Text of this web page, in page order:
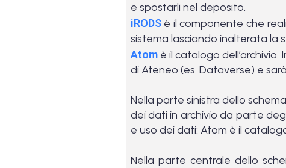
e spostarli nel deposito.
iRODSè il componente che
sistema lasciando inalterata la
Atomè il catalogo dell’archivio.
di Ateneo (es. Dataverse) e
Nella parte sinistra dello
dei dati in archivio da parte
e uso dei dati: Atom è il
Nella parte centrale dello